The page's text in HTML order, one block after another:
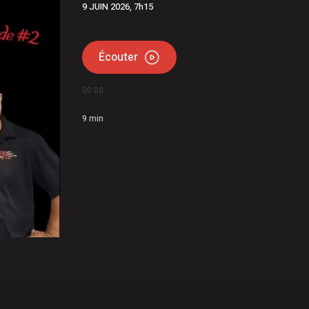
réparation temporaire avance
Fréchette; Duhaime dévoile son slogan
9 JUIN 2026, 7h15
Écouter
00:00
9 min